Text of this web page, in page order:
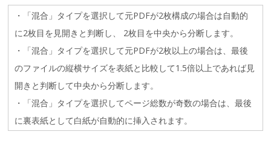
・「混合」タイプを選択して元PDFが2枚構成の場合は自動的
に2枚目を見開きと判断し、 2枚目を中央から分断します。
・「混合」タイプを選択して元PDFが2枚以上の場合は、最後
のファイルの縦横サイズを表紙と比較して1.5倍以上であれば見
開きと判断して中央から分断します。
・「混合」タイプを選択してページ総数が奇数の場合は、最後
に裏表紙として白紙が自動的に挿入されます。